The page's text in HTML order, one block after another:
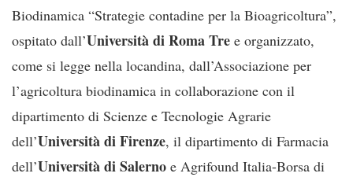
Biodinamica “Strategie contadine per la Bioagricoltura”,
ospitato dall’Università di Roma Tre e organizzato,
come si legge nella locandina, dall’Associazione per
l’agricoltura biodinamica in collaborazione con il
dipartimento di Scienze e Tecnologie Agrarie
dell’Università di Firenze, il dipartimento di Farmacia
dell’Università di Salerno e Agrifound Italia-Borsa di